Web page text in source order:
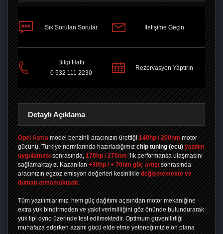
Sık Sorulan Sorular İletişime Geçin
Bilgi Hattı
0 532 111 2230
Rezervasyon Yaptırın
Detaylı Açıklama
Opel Astra model benzinli aracınızın ürettiği 140hp / 200nm motor
gücünü, Türkiye normlarında hazırladığımız chip tuning (ecu) yazılım
uygulaması sonrasında, 170hp / 270nm ’lik performansa ulaşmasını
sağlamaktayız. Kazanılan +30hp / + 70nm güç artışı sonrasında
aracınızın egzoz emisyon değerleri kesinlikle değişmemekte ve
duman atmamaktadır.
Tüm yazılımlarımız, hem güç dağıtımı açısından motor mekaniğine
extra yük bindirmeden ve yakıt verimliliğini göz önünde bulundurarak
yük tipi dyno üzerinde test edilmektedir. Optimum güvenilirliği
muhafaza ederken azami gücü elde etme yeteneğimizle ön plana